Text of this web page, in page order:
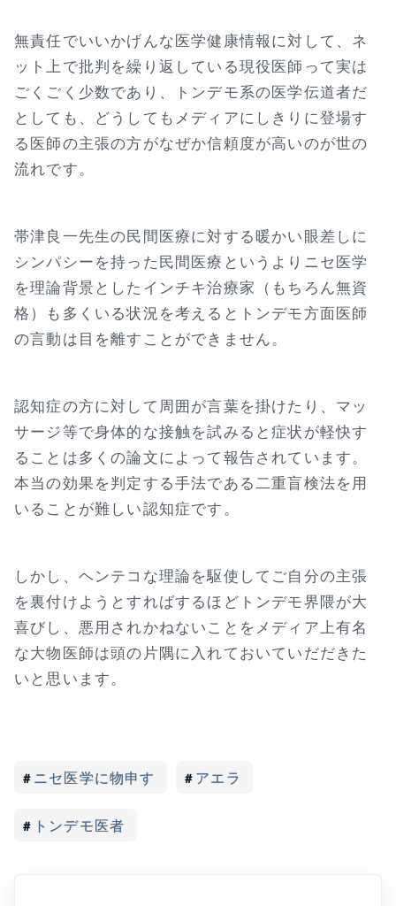
無責任でいいかげんな医学健康情報に対して、ネ
ット上で批判を繰り返している現役医師って実は
ごくごく少数であり、トンデモ系の医学伝道者だ
としても、どうしてもメディアにしきりに登場す
る医師の主張の方がなぜか信頼度が高いのが世の
流れです。
帯津良一先生の民間医療に対する暖かい眼差しに
シンパシーを持った民間医療というよりニセ医学
を理論背景としたインチキ治療家（もちろん無資
格）も多くいる状況を考えるとトンデモ方面医師
の言動は目を離すことができません。
認知症の方に対して周囲が言葉を掛けたり、マッ
サージ等で身体的な接触を試みると症状が軽快す
ることは多くの論文によって報告されています。
本当の効果を判定する手法である二重盲検法を用
いることが難しい認知症です。
しかし、ヘンテコな理論を駆使してご自分の主張
を裏付けようとすればするほどトンデモ界隈が大
喜びし、悪用されかねないことをメディア上有名
な大物医師は頭の片隅に入れておいていだだきた
いと思います。
ニセ医学に物申す アエラ
トンデモ医者